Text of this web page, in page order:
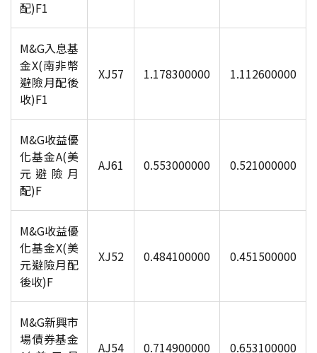
配)F1
M&G入息基
金X(南非幣
避險月配後
收)F1
XJ57 1.178300000 1.112600000
M&G收益優
化基金A(美
元避險月
配)F
AJ61 0.553000000 0.521000000
M&G收益優
化基金X(美
元避險月配
後收)F
XJ52 0.484100000 0.451500000
M&G新興市
場債券基金
AJ54 0.714900000 0.653100000